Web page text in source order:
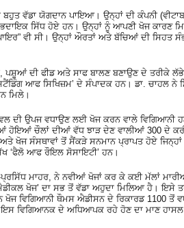
ਵੱਡਾ ਯੋਗਦਾਨ ਪਾਇਆ। ਉਨ੍ਹਾਂ ਦੀ ਕੰਪਨੀ
ਸਿੱਧ ਹੋਏ ਹਨ। ਉਨ੍ਹਾਂ ਨੂੰ ਆਪਣੀ ਖੋਜ ਕਾਰਣ
ਵੀ ਸੀ। ਉਨ੍ਹਾਂ ਔਰਤਾਂ ਅਤੇ ਬੱਚਿਆਂ ਦੀ ਸਿਹਤ
ਪਸ਼ੂਆਂ ਦੀ ਫੀਡ ਅਤੇ ਸਾਫ ਬਾਲਣ ਬਣਾਉਣ ਦੇ ਤਰੀਕੇ ਲੱਭੇ
ਆਫ ਸਿਖਿਜ਼ਮ’ ਦੇ ਸੰਪਾਦਕ ਹਨ। ਡਾ. ਚਾਹਲ ਨੇ
ਮਿਲੇ।
ਦੀ ਉਪਜ ਵਧਾਉਣ ਲਈ ਖੋਜ ਕਰਨ ਵਾਲੇ
ਹੋਇਆਂ ਚੌਲਾਂ ਦੀਆਂ ਵੱਧ ਝਾੜ ਦੇਣ ਵਾਲੀਆਂ 300 ਦੇ
ਖੋਜ ਸੰਸਥਾਵਾਂ ਤੋਂ ਸੈਂਕੜੇ ਸਨਮਾਨ ਪ੍ਰਾਪਤ ਹੋਏ
‘ਫੈਲੋ ਆਫ ਰੌਇਲ ਸੋਸਾਇਟੀ’ ਹਨ।
ਪ੍ਰਸਿੱਧ ਮਾਹਰ, ਨੇ ਨਵੀਆਂ ਖੋਜਾਂ ਕਰ ਕੇ ਕਈ ਮੱਲਾਂ
ਖੋਜ’ ਦਾ ਸਭ ਤੋਂ ਵੱਡਾ ਅਹੁਦਾ ਮਿਲਿਆ ਹੈ। ਇਸੇ
ਵਿਗਿਆਨੀ ਥੌਮਸ ਐਡੀਸਨ ਦੇ ਰਿਕਾਰਡ 1100 ਤੋਂ
ਵਿਗਿਆਨਕ ਦੇ ਅਧਿਆਪਕ ਰਹੇ ਹੋਣ ਦਾ ਮਾਣ ਹਾਸਲ